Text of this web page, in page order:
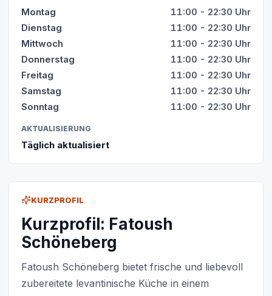
KURZPROFIL
Kurzprofil: Fatoush
Schöneberg
Fatoush Schöneberg bietet frische und liebevoll
zubereitete levantinische Küche in einem
Montag
11:00 - 22:30 Uhr
Dienstag
11:00 - 22:30 Uhr
Mittwoch
11:00 - 22:30 Uhr
Donnerstag
11:00 - 22:30 Uhr
Freitag
11:00 - 22:30 Uhr
Samstag
11:00 - 22:30 Uhr
Sonntag
11:00 - 22:30 Uhr
AKTUALISIERUNG
Täglich aktualisiert